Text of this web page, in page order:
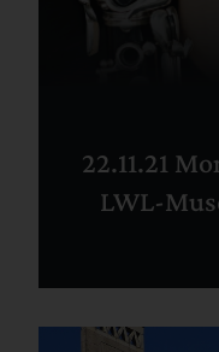
22.11.21
LWL-